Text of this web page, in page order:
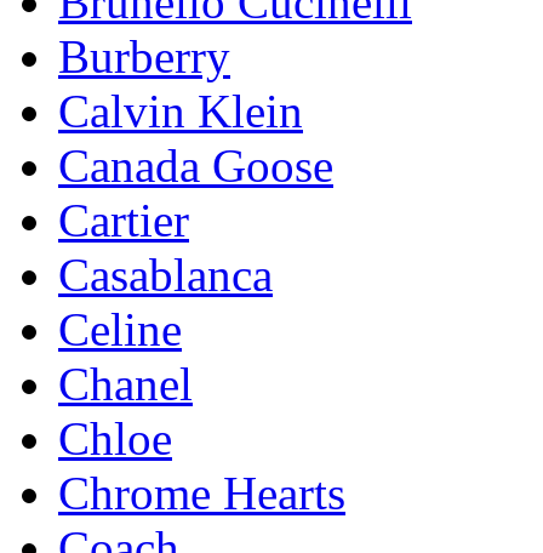
Burberry
Calvin Klein
Canada Goose
Cartier
Casablanca
Celine
Chanel
Chloe
Chrome Hearts